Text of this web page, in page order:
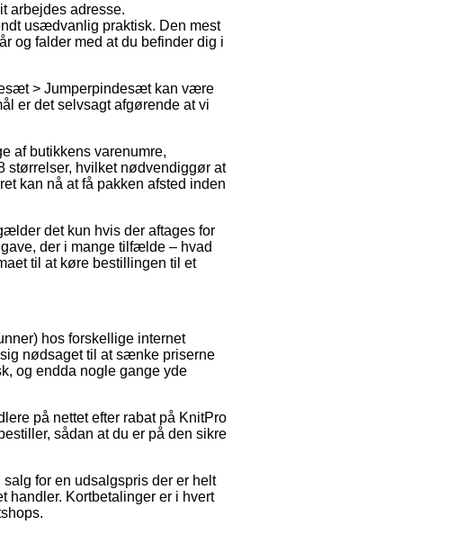
arbejdes adresse.
usædvanlig praktisk. Den mest
og falder med at du befinder dig i
> Jumperpindesæt kan være
er det selvsagt afgørende at vi
af butikkens varenumre,
størrelser, hvilket nødvendiggør at
kan nå at få pakken afsted inden
det kun hvis der aftages for
der i mange tilfælde – hvad
til at køre bestillingen til et
hos forskellige internet
nødsaget til at sænke priserne
og endda nogle gange yde
på nettet efter rabat på KnitPro
sådan at du er på den sikre
for en udsalgspris der er helt
handler. Kortbetalinger er i hvert